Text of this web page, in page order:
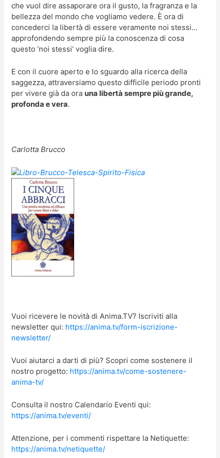
che vuol dire assaporare ora il gusto, la fragranza e la
bellezza del mondo che vogliamo vedere. È ora di
concederci la libertà di essere veramente noi stessi…
approfondendo sempre più la conoscenza di cosa
questo ‘noi stessi’ voglia dire.
E con il cuore aperto e lo sguardo alla ricerca della
saggezza, attraversiamo questo difficile periodo pronti
per vivere già da ora una libertà sempre più grande,
profonda e vera.
Carlotta Brucco
Vuoi ricevere le novità di Anima.TV? Iscriviti alla
newsletter qui: https://anima.tv/form-iscrizione-
newsletter/
Vuoi aiutarci a darti di più? Scopri come sostenere il
nostro progetto: https://anima.tv/come-sostenere-
anima-tv/
Consulta il nostro Calendario Eventi qui:
https://anima.tv/eventi/
Attenzione, per i commenti rispettare la Netiquette:
https://anima.tv/netiquette/